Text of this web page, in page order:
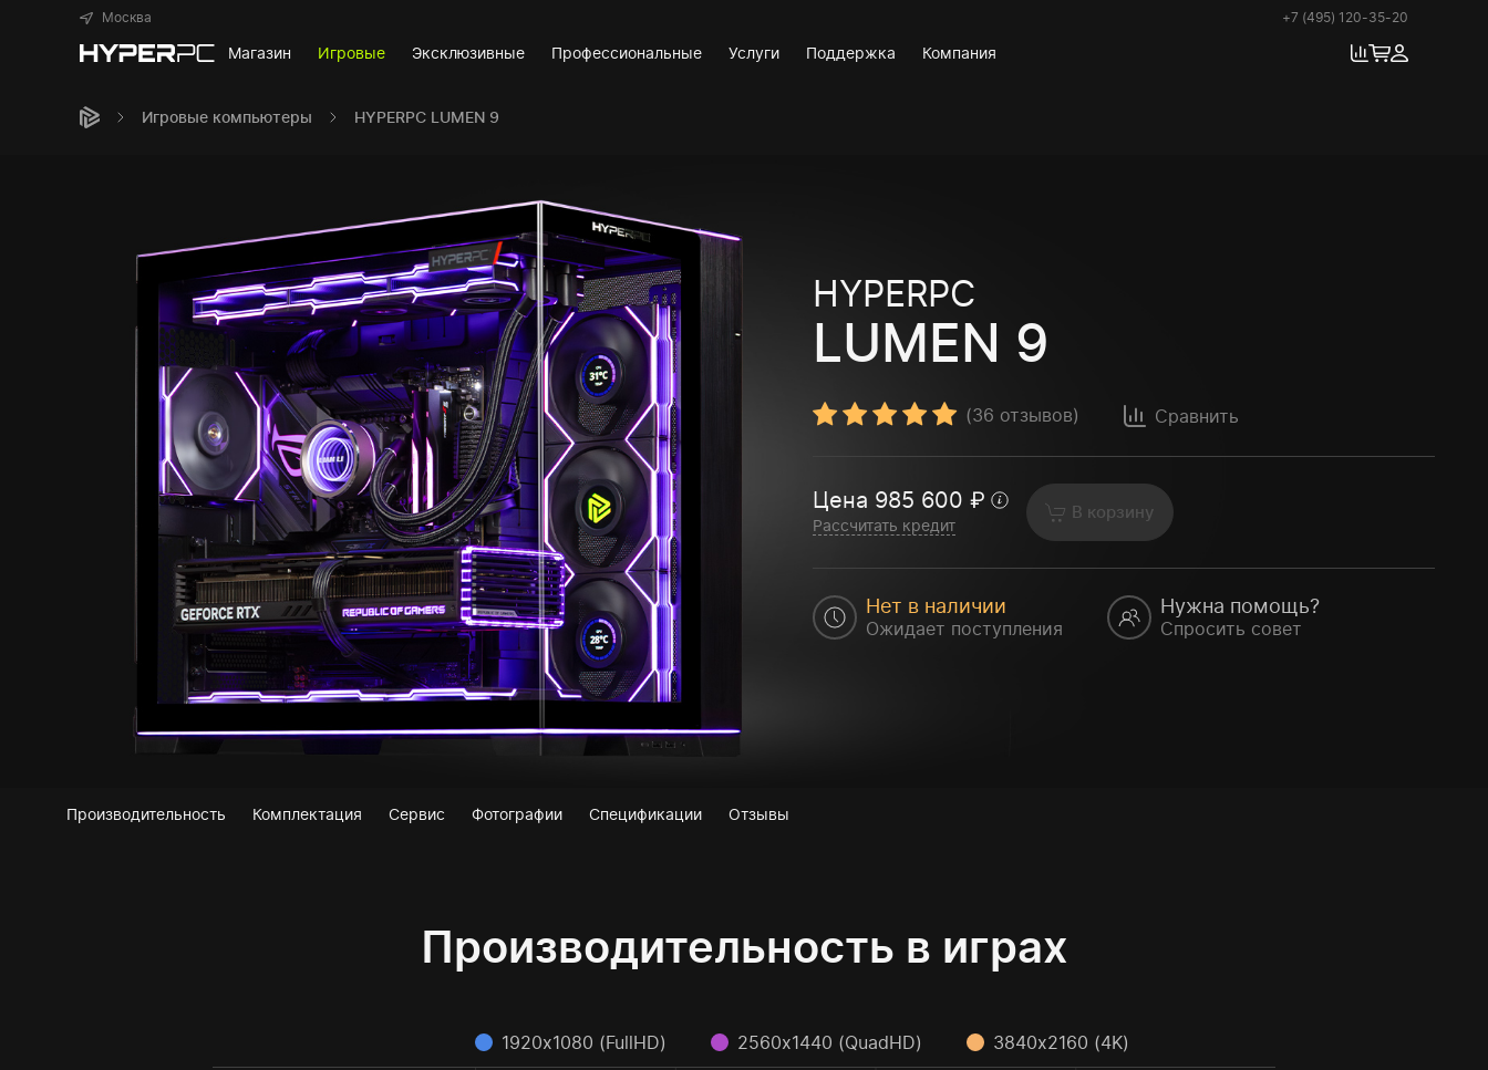
Москва +7 (495) 120-35-20
Магазин Игровые Эксклюзивные Профессиональные Услуги Поддержка Компания
Игровые компьютеры HYPERPC LUMEN 9
HYPERPC
LUMEN 9
(36 отзывов) Сравнить
Цена 985 600 ₽
Рассчитать кредит
В корзину
Нет в наличии
Ожидает поступления
Нужна помощь?
Спросить совет
Производительность Комплектация Сервис Фотографии Спецификации Отзывы
Производительность в играх
1920x1080 (FullHD) 2560x1440 (QuadHD) 3840x2160 (4K)